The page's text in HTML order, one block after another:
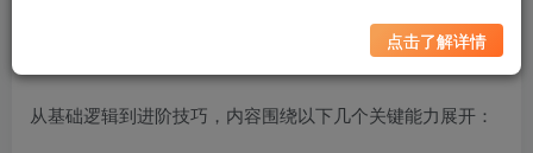
。整体内容以实操演示为主，适合希望通过 AI 视频
切入短视频、自媒体或内容创业方向的人群参考研究。
从基础逻辑到进阶技巧，内容围绕以下几个关键能力展开：
点击了解详情